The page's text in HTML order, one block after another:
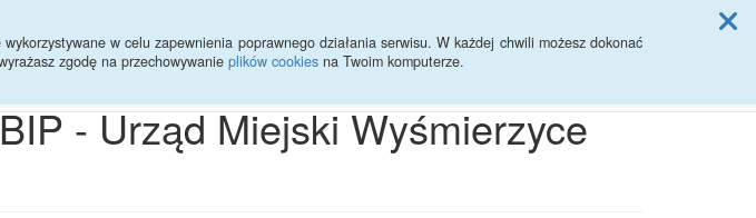
w celu zapewnienia poprawnego działania serwisu. W każdej chwili możesz dokonać
zgodę na przechowywanie plików cookies na Twoim komputerze.
Przycisk wyszukaj duży
- Urząd Miejski Wyśmierzyce